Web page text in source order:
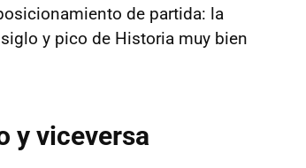
de partida: la
y pico de Historia muy bien
y viceversa